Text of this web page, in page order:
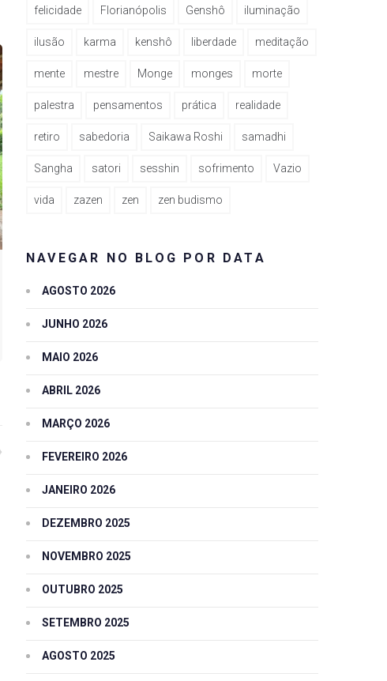
felicidade Florianópolis Genshô iluminação
ilusão karma kenshô liberdade meditação
mente mestre Monge monges morte
palestra pensamentos prática realidade
retiro sabedoria Saikawa Roshi samadhi
Sangha satori sesshin sofrimento Vazio
vida zazen zen zen budismo
NAVEGAR NO BLOG POR DATA
AGOSTO 2026
JUNHO 2026
MAIO 2026
ABRIL 2026
MARÇO 2026
FEVEREIRO 2026
JANEIRO 2026
DEZEMBRO 2025
NOVEMBRO 2025
OUTUBRO 2025
SETEMBRO 2025
AGOSTO 2025